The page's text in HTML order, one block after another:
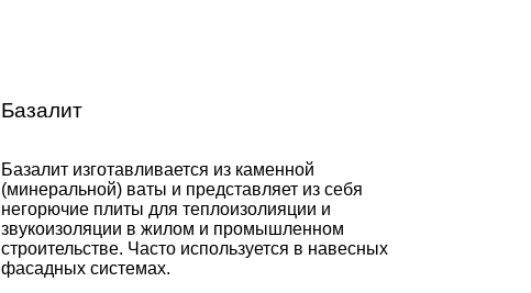
Базалит
Базалит изготавливается из каменной
(минеральной) ваты и представляет из себя
негорючие плиты для теплоизолияции и
звукоизоляции в жилом и промышленном
строительстве. Часто используется в навесных
фасадных системах.